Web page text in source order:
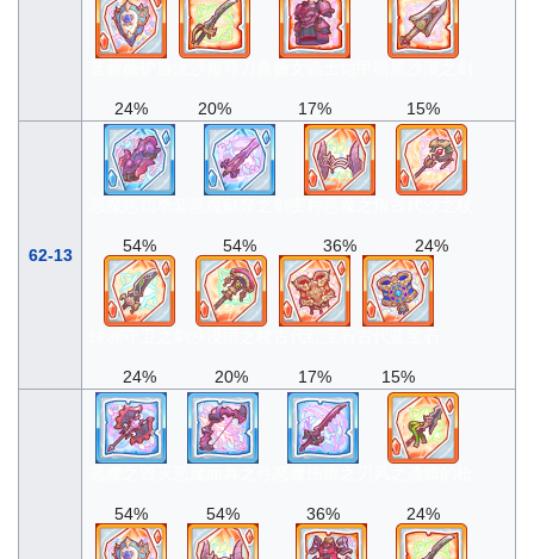
24% 20% 17% 15%
62-13 54% 54% 36% 24%
24% 20% 17% 15%
54% 54% 36% 24%